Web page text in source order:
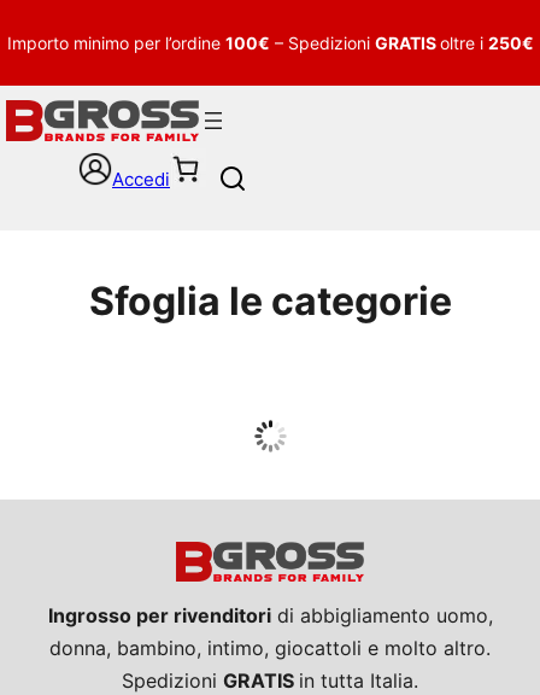
Importo minimo per l’ordine 100€ – Spedizioni GRATISoltre i 250€
Accedi
h
Sfoglia le categorie
Guarda tutto
Ingrosso per rivenditoridi abbigliamento uomo,
donna, bambino, intimo, giocattoli e molto altro.
Spedizioni GRATIS in tutta Italia.